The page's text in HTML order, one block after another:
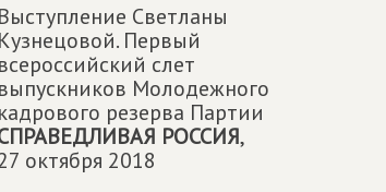
Выступление Светланы
Кузнецовой. Первый
всероссийский слет
выпускников Молодежного
кадрового резерва Партии
РОССИЯ,
октября 2018